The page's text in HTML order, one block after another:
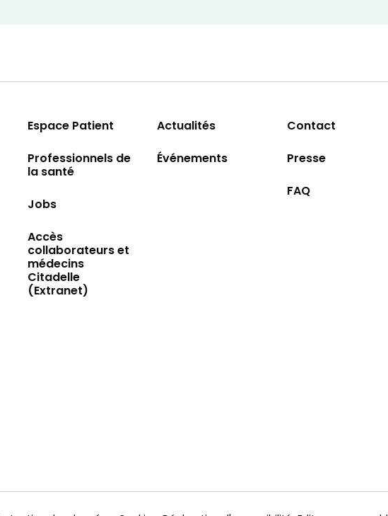
Espace Patient
Professionnels de
la santé
Jobs
Accès
collaborateurs et
médecins
Citadelle
(Extranet)
Actualités
Événements
Contact
Presse
FAQ